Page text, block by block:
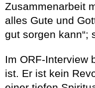
Zusammenarbeit
alles Gute und
gut sorgen kann“;
Im ORF-Interview
ist. Er ist kein